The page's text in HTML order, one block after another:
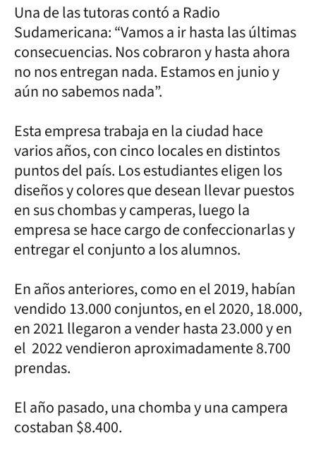
Una de las tutoras contó a Radio
Sudamericana: “Vamos a ir hasta las últimas
consecuencias. Nos cobraron y hasta ahora
no nos entregan nada. Estamos en junio y
aún no sabemos nada”.
Esta empresa trabaja en la ciudad hace
varios años, con cinco locales en distintos
puntos del país. Los estudiantes eligen los
diseños y colores que desean llevar puestos
en sus chombas y camperas, luego la
empresa se hace cargo de confeccionarlas y
entregar el conjunto a los alumnos.
En años anteriores, como en el 2019, habían
vendido 13.000 conjuntos, en el 2020, 18.000,
en 2021 llegaron a vender hasta 23.000 y en
el 2022 vendieron aproximadamente 8.700
prendas.
El año pasado, una chomba y una campera
costaban $8.400.